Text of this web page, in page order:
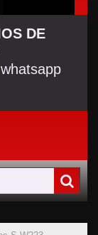
DE
whatsapp